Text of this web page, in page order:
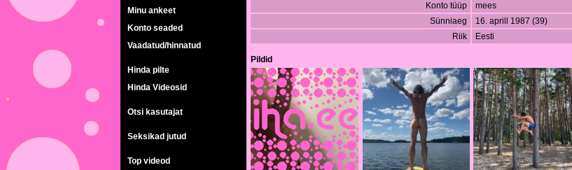
Minu ankeet
Konto seaded
Vaadatud/hinnatud
Hinda pilte
Hinda Videosid
Otsi kasutajat
Seksikad jutud
Top videod
Konto tüüp
mees
Sünniaeg
16. aprill 1987 (39)
Riik
Eesti
Pildid